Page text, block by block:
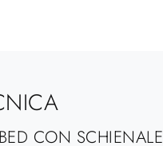
CON SCHIENALE